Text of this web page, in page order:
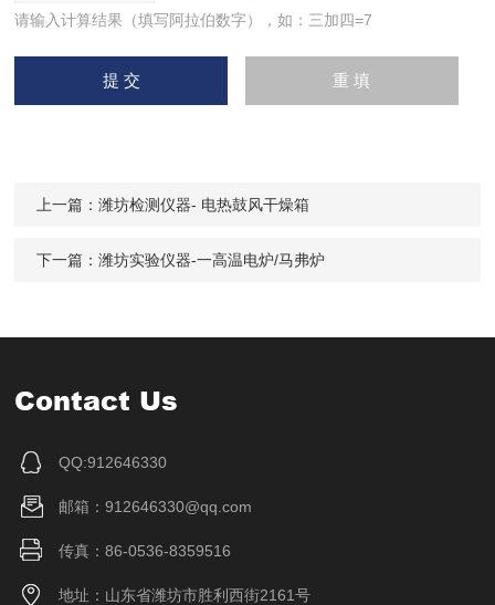
请输入计算结果（填写阿拉伯数字），如：三加四=7
上一篇：潍坊检测仪器- 电热鼓风干燥箱
下一篇：潍坊实验仪器-一高温电炉/马弗炉
Contact Us
QQ:912646330
邮箱：912646330@qq.com
传真：86-0536-8359516
地址：山东省潍坊市胜利西街2161号